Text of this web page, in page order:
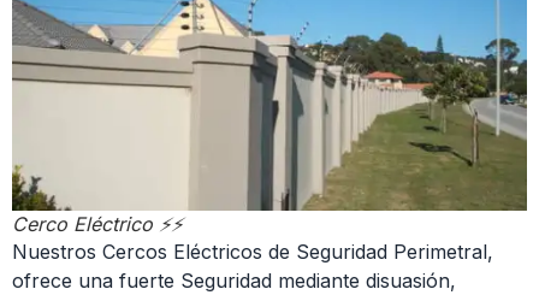
Cerco Eléctrico ⚡⚡
Nuestros Cercos Eléctricos de Seguridad Perimetral,
ofrece una fuerte Seguridad mediante disuasión,